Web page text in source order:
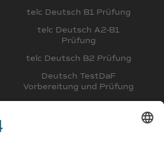
telc Deutsch B1 Prüfung
telc Deutsch A2-B1
Prüfung
telc Deutsch B2 Prüfung
Deutsch TestDaF
Vorbereitung und Prüfung